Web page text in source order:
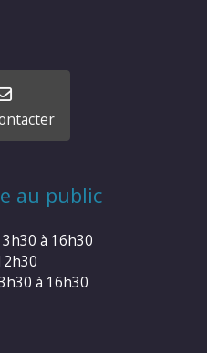
au public
à 16h30
à 16h30